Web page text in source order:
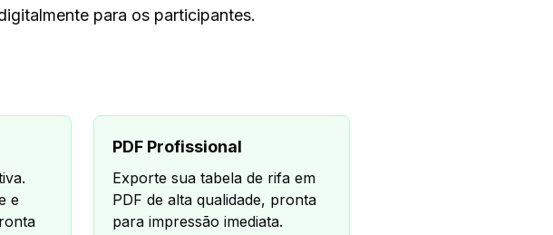
para os participantes.
e
PDF Profissional
Exporte sua tabela de rifa em
PDF de alta qualidade, pronta
para impressão imediata.